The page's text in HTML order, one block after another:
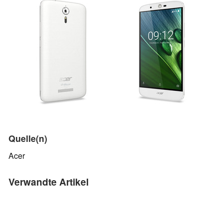
Quelle(n)
Acer
Verwandte Artikel